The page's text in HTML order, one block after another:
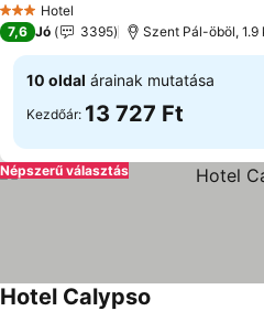
3 Kategória
Hotel
7,6 Jó 3395 Szent Pál-öböl,
10 oldal árainak mutatása
Kezdőár: 13 727 Ft
Népszerű választás
Hotel Calypso